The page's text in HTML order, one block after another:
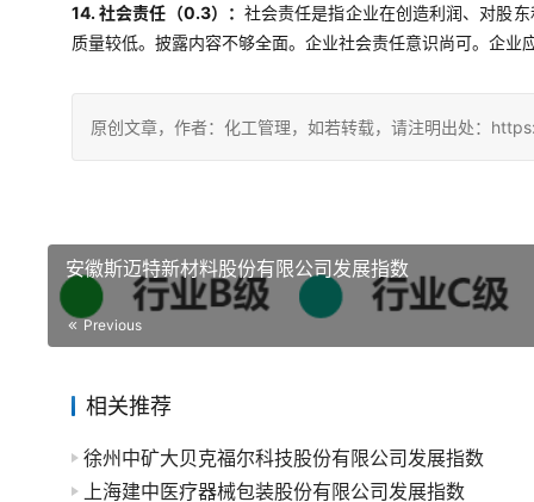
14. 社会责任（0.3）： 社会责任是指企业在创造利润、对股
质量较低。披露内容不够全面。企业社会责任意识尚可。企
原创文章，作者：化工管理，如若转载，请注明出处：
安徽斯迈特新材料股份有限公司发展指数
Previous
相关推荐
徐州中矿大贝克福尔科技股份有限公司发展指数
上海建中医疗器械包装股份有限公司发展指数